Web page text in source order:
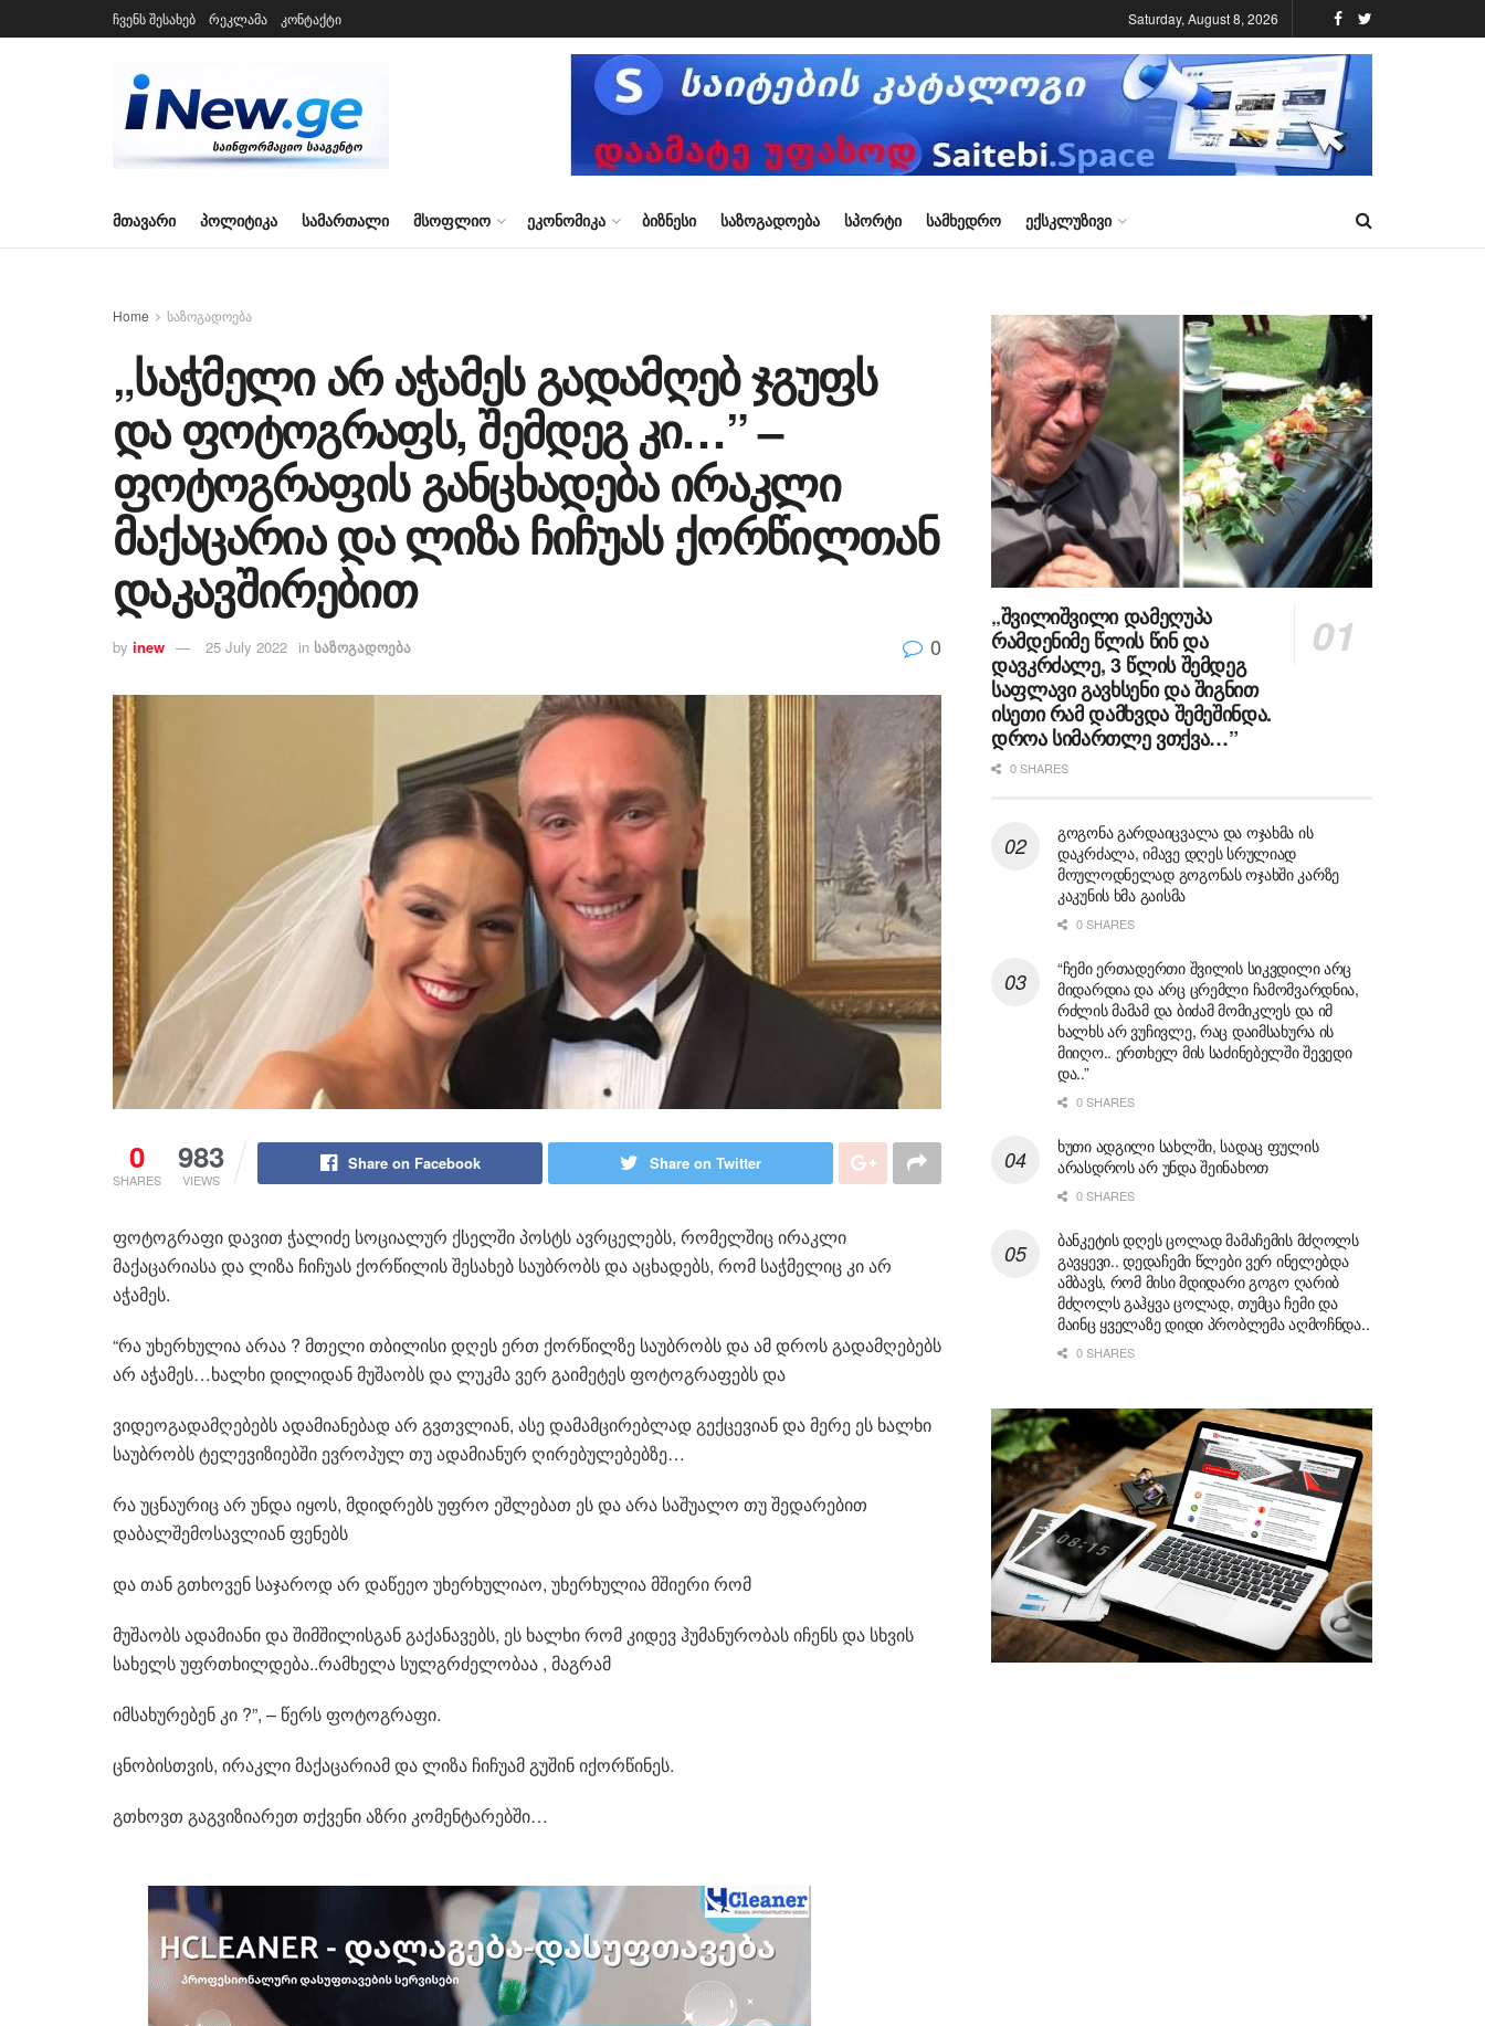
ჩვენს შესახებ რეკლამა კონტაქტი Saturday, August 8, 2026
ᲛᲗᲐᲕᲐᲠᲘ ᲞᲝᲚᲘᲢᲘᲙᲐ ᲡᲐᲛᲐᲠᲗᲐᲚᲘ ᲛᲡᲝᲤᲚᲘᲝ ᲔᲙᲝᲜᲝᲛᲘᲙᲐ ᲑᲘᲖᲜᲔᲡᲘ ᲡᲐᲖᲝᲒᲐᲓᲝᲔᲑᲐ ᲡᲞᲝᲠᲢᲘ ᲡᲐᲛᲮᲔᲓᲠᲝ ᲔᲥᲡᲙᲚᲣᲖᲘᲕᲘ
Home საზოგადოება
„საჭმელი არ აჭამეს გადამღებ ჯგუფს
და ფოტოგრაფს, შემდეგ კი…” –
ფოტოგრაფის განცხადება ირაკლი
მაქაცარია და ლიზა ჩიჩუას ქორწილთან
დაკავშირებით
by inew 25 July 2022 in საზოგადოება 0
0
SHARES
983
VIEWS
Share on Facebook Share on Twitter
ფოტოგრაფი დავით ჭალიძე სოციალურ ქსელში პოსტს ავრცელებს, რომელშიც ირაკლი
მაქაცარიასა და ლიზა ჩიჩუას ქორწილის შესახებ საუბრობს და აცხადებს, რომ საჭმელიც კი არ
აჭამეს.
“რა უხერხულია არაა ? მთელი თბილისი დღეს ერთ ქორწილზე საუბრობს და ამ დროს გადამღებებს
არ აჭამეს…ხალხი დილიდან მუშაობს და ლუკმა ვერ გაიმეტეს ფოტოგრაფებს და
ვიდეოგადამღებებს ადამიანებად არ გვთვლიან, ასე დამამცირებლად გექცევიან და მერე ეს ხალხი
საუბრობს ტელევიზიებში ევროპულ თუ ადამიანურ ღირებულებებზე…
რა უცნაურიც არ უნდა იყოს, მდიდრებს უფრო ეშლებათ ეს და არა საშუალო თუ შედარებით
დაბალშემოსავლიან ფენებს
და თან გთხოვენ საჯაროდ არ დაწეეო უხერხულიაო, უხერხულია მშიერი რომ
მუშაობს ადამიანი და შიმშილისგან გაქანავებს, ეს ხალხი რომ კიდევ ჰუმანურობას იჩენს და სხვის
სახელს უფრთხილდება..რამხელა სულგრძელობაა , მაგრამ
იმსახურებენ კი ?”, – წერს ფოტოგრაფი.
ცნობისთვის, ირაკლი მაქაცარიამ და ლიზა ჩიჩუამ გუშინ იქორწინეს.
გთხოვთ გაგვიზიარეთ თქვენი აზრი კომენტარებში…
„შვილიშვილი დამეღუპა
რამდენიმე წლის წინ და
დავკრძალე, 3 წლის შემდეგ
საფლავი გავხსენი და შიგნით
ისეთი რამ დამხვდა შემეშინდა.
დროა სიმართლე ვთქვა…”
0 SHARES
გოგონა გარდაიცვალა და ოჯახმა ის
დაკრძალა, იმავე დღეს სრულიად
მოულოდნელად გოგონას ოჯახში კარზე
კაკუნის ხმა გაისმა
0 SHARES
“ჩემი ერთადერთი შვილის სიკვდილი არც
მიდარდია და არც ცრემლი ჩამომვარდნია,
რძლის მამამ და ბიძამ მომიკლეს და იმ
ხალხს არ ვუჩივლე, რაც დაიმსახურა ის
მიიღო.. ერთხელ მის საძინებელში შევედი
და..”
0 SHARES
ხუთი ადგილი სახლში, სადაც ფულის
არასდროს არ უნდა შეინახოთ
0 SHARES
ბანკეტის დღეს ცოლად მამაჩემის მძღოლს
გავყევი.. დედაჩემი წლები ვერ ინელებდა
ამბავს, რომ მისი მდიდარი გოგო ღარიბ
მძღოლს გაჰყვა ცოლად, თუმცა ჩემი და
მაინც ყველაზე დიდი პრობლემა აღმოჩნდა..
0 SHARES